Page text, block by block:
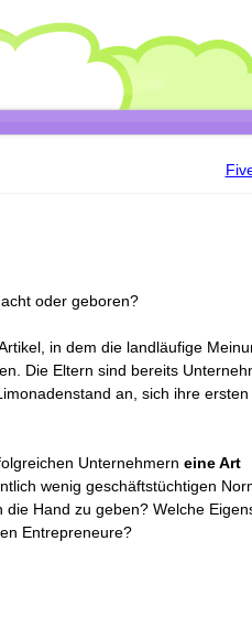
oder geboren?
in dem die landläufige
Die Eltern sind bereits
an, sich ihre
Unternehmern eine Art
wenig geschäftstüchtigen
Hand zu geben? Welche
Entrepreneure?